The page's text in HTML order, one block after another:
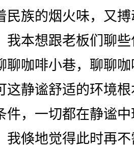
民族的烟火味，又
我本想跟老板们聊
聊咖啡小巷，聊聊
这静谧舒适的环境
件，一切都在静谧
我倏地觉得此时再